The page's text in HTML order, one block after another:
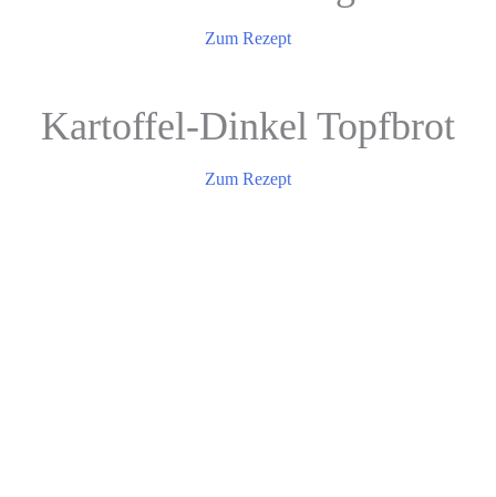
Zum Rezept
Kartoffel-Dinkel Topfbrot
Zum Rezept